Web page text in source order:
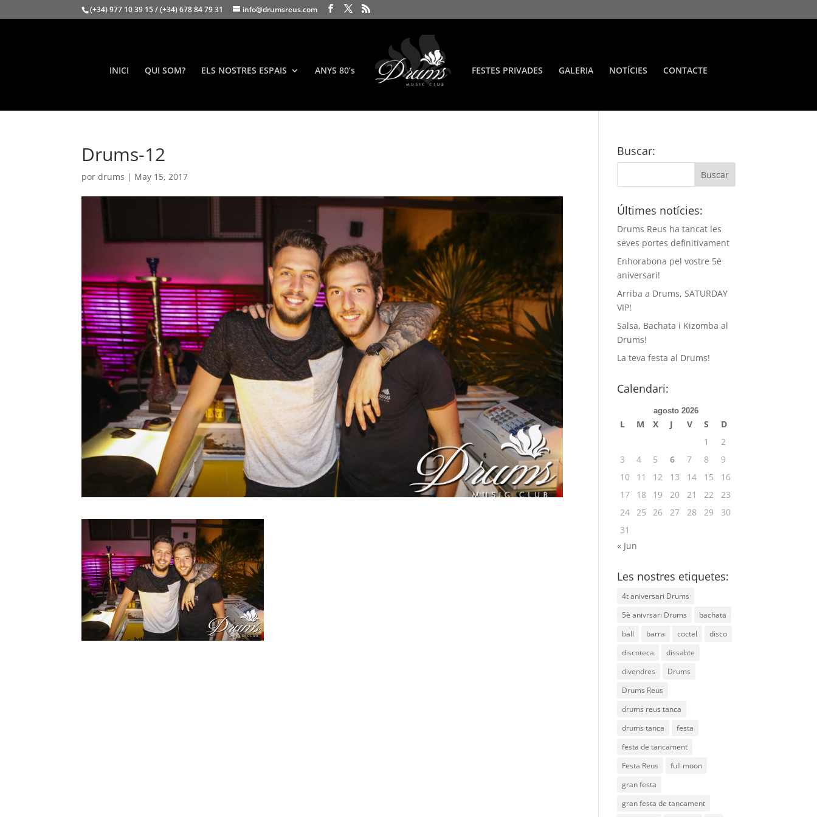
(+34) 977 10 39 15 / (+34) 678 84 79 31 info@drumsreus.com
INICI QUI SOM? ELS NOSTRES ESPAIS ANYS 80’s FESTES PRIVADES GALERIA NOTÍCIES CONTACTE
Drums-12
pordrums | May 15, 2017
Buscar:
Últimes notícies:
Drums Reus ha tancat les
seves portes definitivament
Enhorabona pel vostre 5è
aniversari!
Arriba a Drums, SATURDAY
VIP!
Salsa, Bachata i Kizomba al
Drums!
La teva festa al Drums!
Calendari:
agosto 2026
L M X J V S
D
1
2
3
4 5 6 7 8
9
10
11 12 13 14 15
16
17
18 19 20 21 22
23
24 25 26 27 28 29
30
31
« Jun
Les nostres etiquetes:
4t aniversari Drums
5è anivrsari Drums
bachata
ball
barra coctel
disco
discoteca
dissabte
divendres
Drums
Drums Reus
drums reus tanca
drums tanca
festa
festa de tancament
Festa Reus
full moon
gran festa
gran festa de tancament